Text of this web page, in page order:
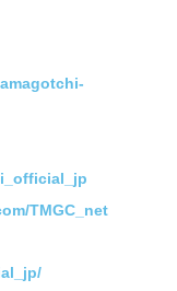
TMGC_net